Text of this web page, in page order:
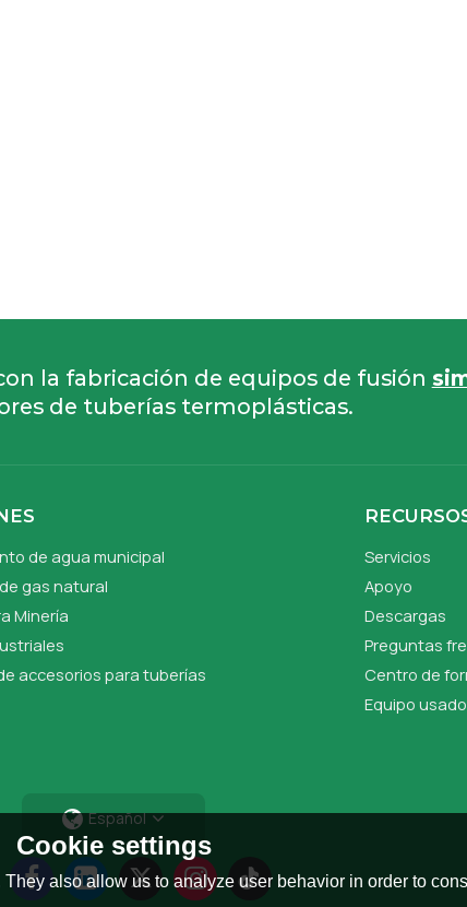
la fabricación de equipos de fusión
de tuberías termoplásticas.
de agua municipal
gas natural
Minería
accesorios para tuberías
Servicios
Apoyo
Descargas
Preguntas
Centro de
Equipo usado
Español
Cookie settings
also allow us to analyze user behavior in order to